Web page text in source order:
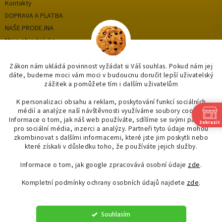
Zákon nám ukládá povinnost vyžádat si Váš souhlas. Pokud nám jej
dáte, budeme moci vám moci v budoucnu doručit lepší uživatelský
zážitek a pomůžete tím i dalším uživatelům
K personalizaci obsahu a reklam, poskytování funkcí sociálních
médií a analýze naší návštěvnosti využíváme soubory cookie.
Informace o tom, jak náš web používáte, sdílíme se svými partnery
pro sociální média, inzerci a analýzy. Partneři tyto údaje mohou
zkombinovat s dalšími informacemi, které jste jim poskytli nebo
které získali v důsledku toho, že používáte jejich služby.
Informace o tom, jak google zpracovává osobní údaje zde.
Kompletní podmínky ochrany osobních údajů najdete zde.
Souhlasím
Kontakty
DOPRAVA A PLATBA
NAŠE PRODEJNA
Moje objednávka
Kategorie
OUTLET až -75%
OBKLADY A DLAŽBY
KOUPELNY
OSVĚTLENÍ
Zobrazit